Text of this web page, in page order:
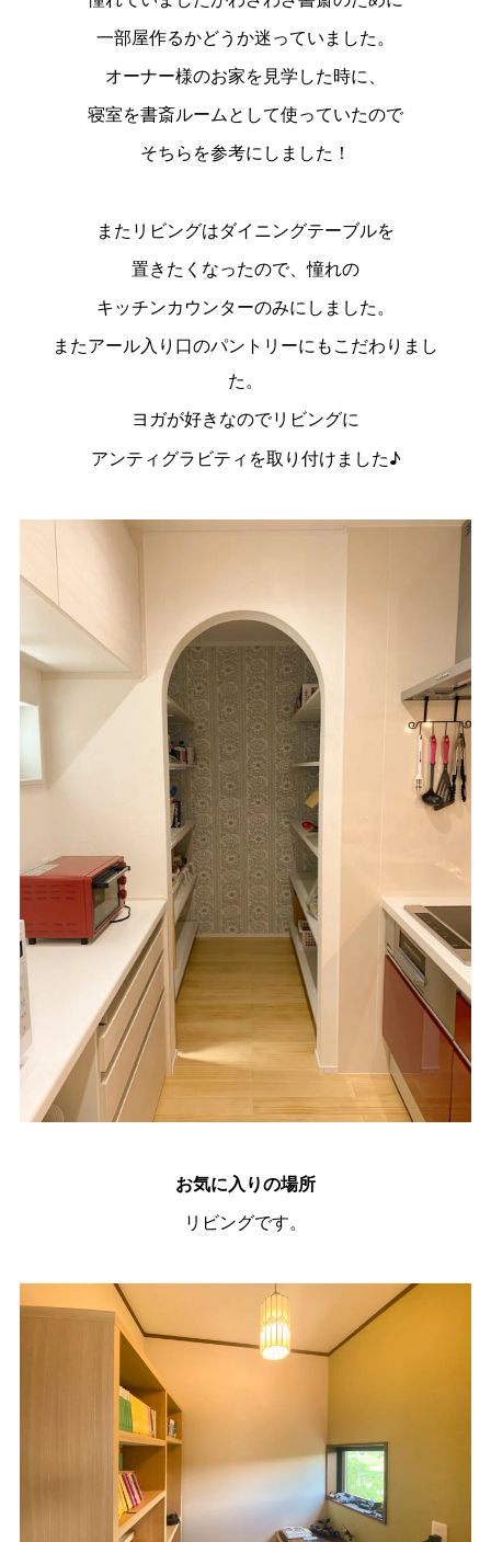
一部屋作るかどうか迷っていました。
オーナー様のお家を見学した時に、
寝室を書斎ルームとして使っていたので
そちらを参考にしました！
またリビングはダイニングテーブルを
置きたくなったので、憧れの
キッチンカウンターのみにしました。
またアール入り口のパントリーにもこだわりまし
た。
ヨガが好きなのでリビングに
アンティグラビティを取り付けました♪
お気に入りの場所
リビングです。